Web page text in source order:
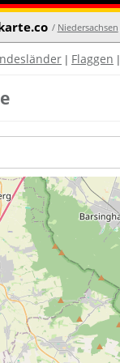
/ Niedersachsen
| Flaggen |